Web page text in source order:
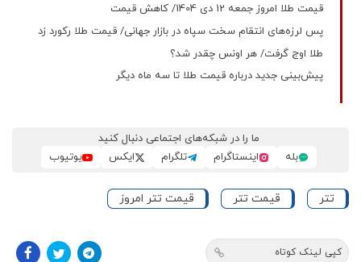
قیمت طلا امروز جمعه 12 دی 1404/ کاهش قیمت
پس لرزه‌های انتقام سخت سپاه در بازار جهانی/ قیمت طلا رکورد زد
طلا اوج گرفت/ هر اونس چقدر شد؟
پیش‌بینی جدید درباره قیمت طلا تا سه ماه دیگر
ما را در شبکه‌های اجتماعی دنبال کنید
بله
اینستاگرام تلگرام ایکس یوتیوب
تتر قیمت تتر قیمت تتر امروز
کپی لینک کوتاه